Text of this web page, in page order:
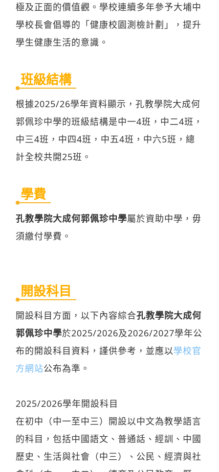
極及正面的價值觀。學校連續多年參予大埔中
學校長會倡導的「健康校園測檢計劃」，提升
學生健康生活的意識。
班級結構
根據2025/26學年資料顯示，孔教學院大成何
郭佩珍中學的班級結構是中一4班，中二4班，
中三4班，中四4班，中五4班，中六5班，總
計全校共開25班。
學費
孔教學院大成何郭佩珍中學屬於資助中學，毋
須繳付學費。
開設科目
開設科目方面，以下內容綜合孔教學院大成何
郭佩珍中學於2025/2026及2026/2027學年公
布的開設科目資料，謹供參考，並應以學校官
方網站公布為準。
2025/2026學年開設科目
在初中（中一至中三）開設以中文為教學語言
的科目，包括中國語文、普通話、經訓、中國
歷史、生活與社會（中三）、公民、經濟與社